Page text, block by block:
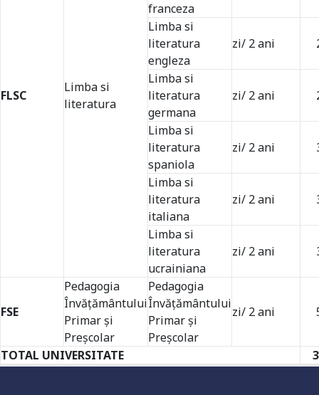
FLSC
Limba si
literatura
franceza
Limba si
literatura
engleza
zi/ 2 ani
Limba si
literatura
germana
zi/ 2 ani
Limba si
literatura
spaniola
zi/ 2 ani
Limba si
literatura
italiana
zi/ 2 ani
Limba si
literatura
ucrainiana
zi/ 2 ani
FSE
Pedagogia
Învăţământului
Primar şi
Preşcolar
Pedagogia
Învăţământului
Primar şi
Preşcolar
zi/ 2 ani
TOTAL UNIVERSITATE
Universitate acreditată
Grad de încredere ridicat